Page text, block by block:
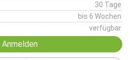
30 Tage
bis 6 Wochen
verfügbar
Anmelden